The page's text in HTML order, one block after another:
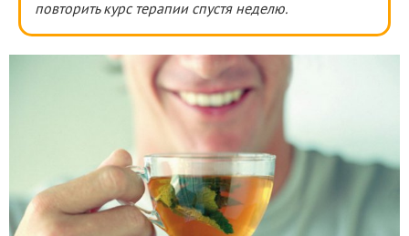
повторить курс терапии спустя неделю.